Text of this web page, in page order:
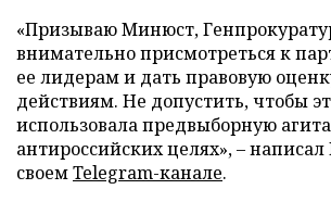
«Призываю Минюст,
внимательно присмотреться к
ее лидерам и дать правовую
действиям. Не допустить, чтобы
использовала предвыборную
антироссийских целях», –
своемTelegram-канале.